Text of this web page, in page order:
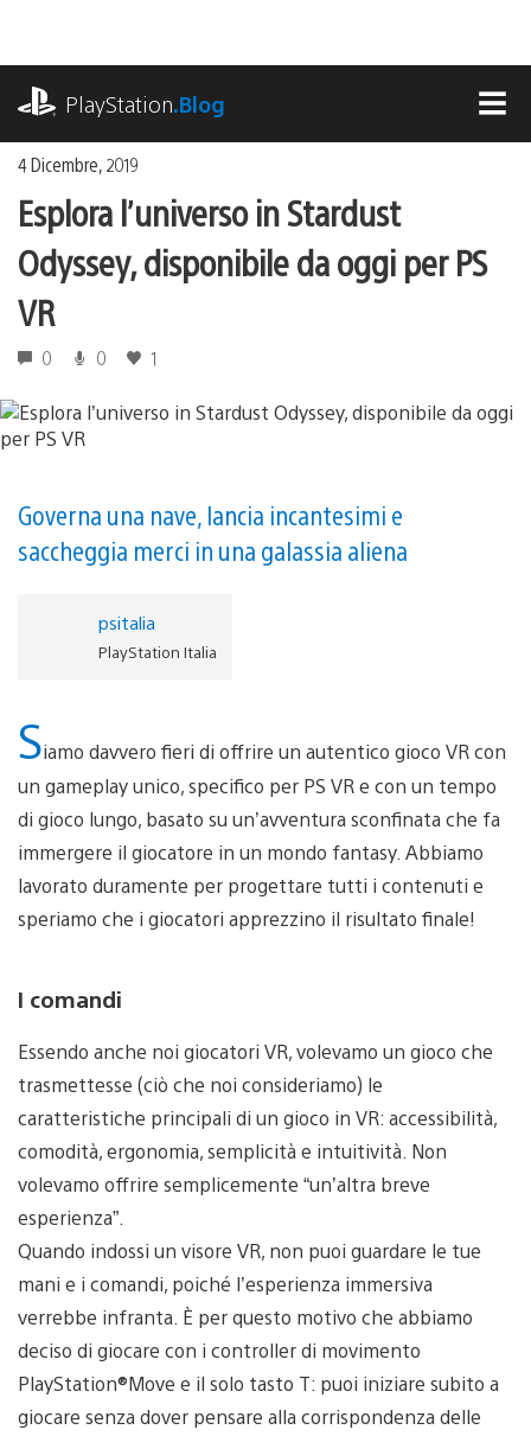
contenuto
PlayStation.Blog
4 Dicembre, 2019
Esplora l’universo in Stardust
Odyssey, disponibile da oggi per PS
VR
0 0 1
Governa una nave, lancia incantesimi e
saccheggia merci in una galassia aliena
psitalia
PlayStation Italia
Siamo davvero fieri di offrire un autentico gioco VR con
un gameplay unico, specifico per PS VR e con un tempo
di gioco lungo, basato su un’avventura sconfinata che fa
immergere il giocatore in un mondo fantasy. Abbiamo
lavorato duramente per progettare tutti i contenuti e
speriamo che i giocatori apprezzino il risultato finale!
I comandi
Essendo anche noi giocatori VR, volevamo un gioco che
trasmettesse (ciò che noi consideriamo) le
caratteristiche principali di un gioco in VR: accessibilità,
comodità, ergonomia, semplicità e intuitività. Non
volevamo offrire semplicemente “un’altra breve
esperienza”.
Quando indossi un visore VR, non puoi guardare le tue
mani e i comandi, poiché l’esperienza immersiva
verrebbe infranta. È per questo motivo che abbiamo
deciso di giocare con i controller di movimento
PlayStation®Move e il solo tasto T: puoi iniziare subito a
giocare senza dover pensare alla corrispondenza delle